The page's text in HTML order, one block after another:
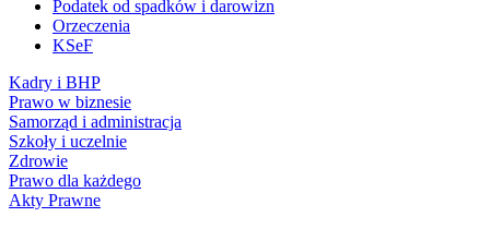
Podatek od spadków i darowizn
Orzeczenia
KSeF
Kadry i BHP
Prawo w biznesie
Samorząd i administracja
Szkoły i uczelnie
Zdrowie
Prawo dla każdego
Akty Prawne